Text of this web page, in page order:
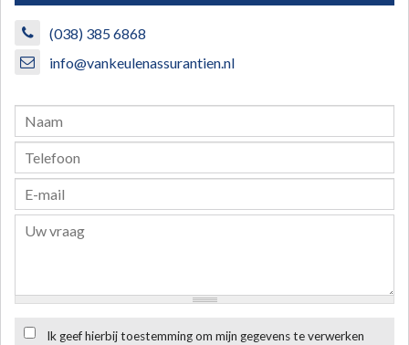
(038) 385 6868
info@vankeulenassurantien.nl
Ik geef hierbij toestemming om mijn gegevens te verwerken